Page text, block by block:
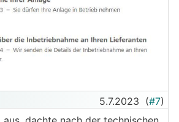
5.7.2023 (#7)